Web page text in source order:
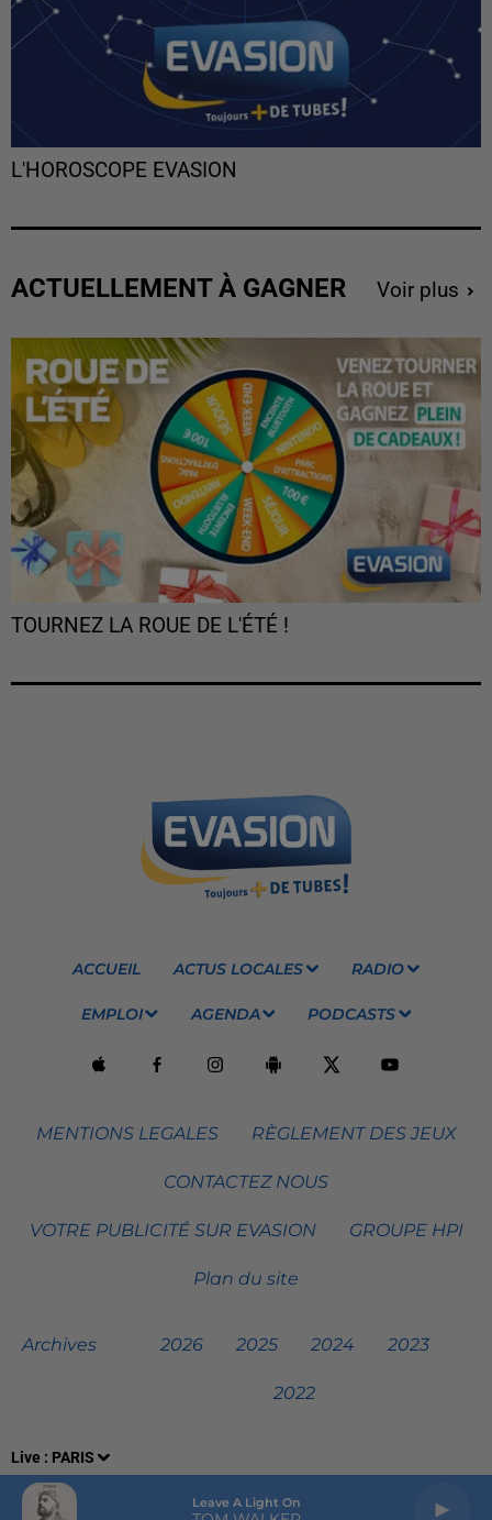
Live : PARIS
Leave A Light On
L'HOROSCOPE EVASION
ACTUELLEMENT À GAGNER Voir plus
TOURNEZ LA ROUE DE L'ÉTÉ !
ACCUEIL ACTUS LOCALES RADIO
EMPLOI AGENDA PODCASTS
MENTIONS LEGALES RÈGLEMENT DES JEUX
CONTACTEZ NOUS
VOTRE PUBLICITÉ SUR EVASION GROUPE HPI
Plan du site
Archives 2026 2025 2024 2023
2022